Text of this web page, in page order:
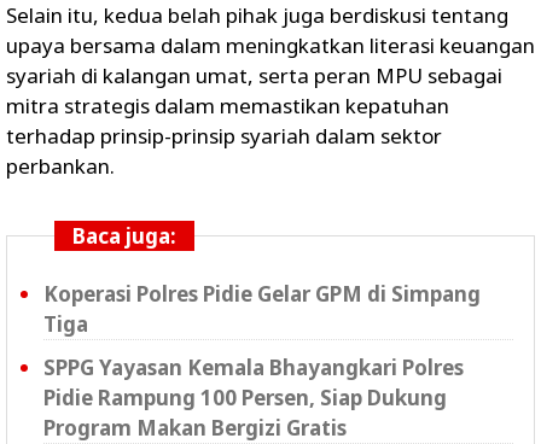
Selain itu, kedua belah pihak juga berdiskusi tentang
upaya bersama dalam meningkatkan literasi keuangan
syariah di kalangan umat, serta peran MPU sebagai
mitra strategis dalam memastikan kepatuhan
terhadap prinsip-prinsip syariah dalam sektor
perbankan.
Baca juga:
Koperasi Polres Pidie Gelar GPM di Simpang
Tiga
SPPG Yayasan Kemala Bhayangkari Polres
Pidie Rampung 100 Persen, Siap Dukung
Program Makan Bergizi Gratis